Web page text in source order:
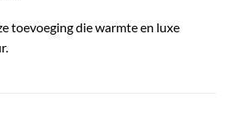
toevoeging die warmte en luxe